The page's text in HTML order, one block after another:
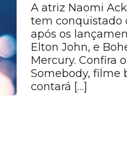
A atriz Naomi
tem conquistado
após os
Elton John, e
Mercury. Confira
Somebody, filme
contará […]